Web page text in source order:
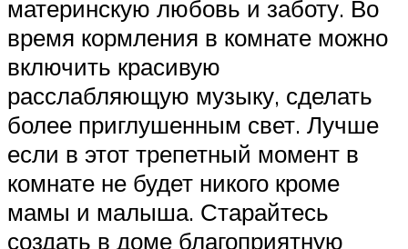
материнскую любовь и заботу. Во
время кормления в комнате можно
включить красивую
расслабляющую музыку, сделать
более приглушенным свет. Лучше
если в этот трепетный момент в
комнате не будет никого кроме
мамы и малыша. Старайтесь
создать в доме благоприятную